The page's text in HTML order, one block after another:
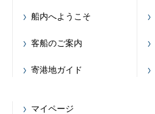
船内へようこそ
客船のご案内
寄港地ガイド
マイページ